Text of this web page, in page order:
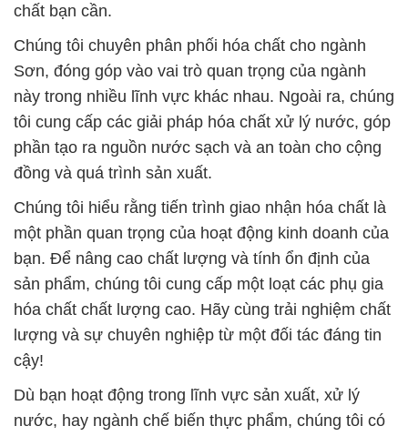
chất bạn cần.
Chúng tôi chuyên phân phối hóa chất cho ngành
Sơn, đóng góp vào vai trò quan trọng của ngành
này trong nhiều lĩnh vực khác nhau. Ngoài ra, chúng
tôi cung cấp các giải pháp hóa chất xử lý nước, góp
phần tạo ra nguồn nước sạch và an toàn cho cộng
đồng và quá trình sản xuất.
Chúng tôi hiểu rằng tiến trình giao nhận hóa chất là
một phần quan trọng của hoạt động kinh doanh của
bạn. Để nâng cao chất lượng và tính ổn định của
sản phẩm, chúng tôi cung cấp một loạt các phụ gia
hóa chất chất lượng cao. Hãy cùng trải nghiệm chất
lượng và sự chuyên nghiệp từ một đối tác đáng tin
cậy!
Dù bạn hoạt động trong lĩnh vực sản xuất, xử lý
nước, hay ngành chế biến thực phẩm, chúng tôi có